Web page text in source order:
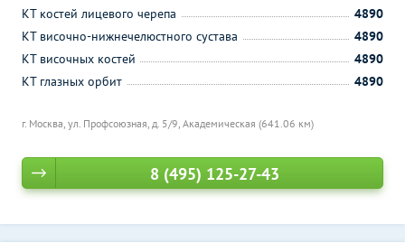
г. Москва, ул. Профсоюзная, д. 5/9, Академическая (641.06 км)
КТ костей лицевого черепа
4890
КТ височно-нижнечелюстного сустава
4890
КТ височных костей
4890
КТ глазных орбит
4890
8 (495) 125-27-43